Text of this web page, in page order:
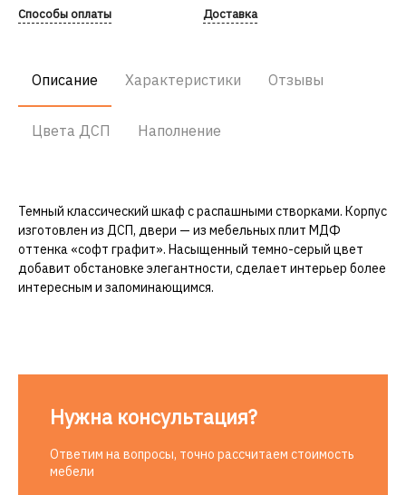
Способы оплаты Доставка
Описание Характеристики Отзывы
Цвета ДСП Наполнение
Темный классический шкаф с распашными створками. Корпус
изготовлен из ДСП, двери — из мебельных плит МДФ
оттенка «софт графит». Насыщенный темно-серый цвет
добавит обстановке элегантности, сделает интерьер более
интересным и запоминающимся.
Нужна консультация?
Ответим на вопросы, точно рассчитаем стоимость
мебели